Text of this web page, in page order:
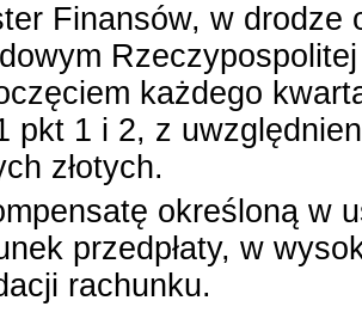
Finansów, w drodze
każdego
pkt 1 i 2, z
złotych.
określoną w
przedpłaty, w
rachunku.